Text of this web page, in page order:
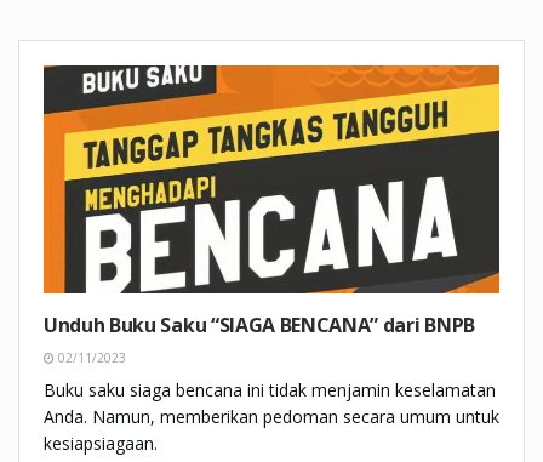
Unduh Buku Saku “SIAGA BENCANA” dari BNPB
02/11/2023
Buku saku siaga bencana ini tidak menjamin keselamatan
Anda. Namun, memberikan pedoman secara umum untuk
kesiapsiagaan.